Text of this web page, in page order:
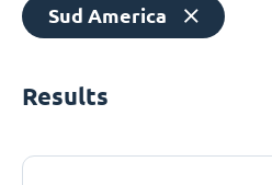
Sud America
Results